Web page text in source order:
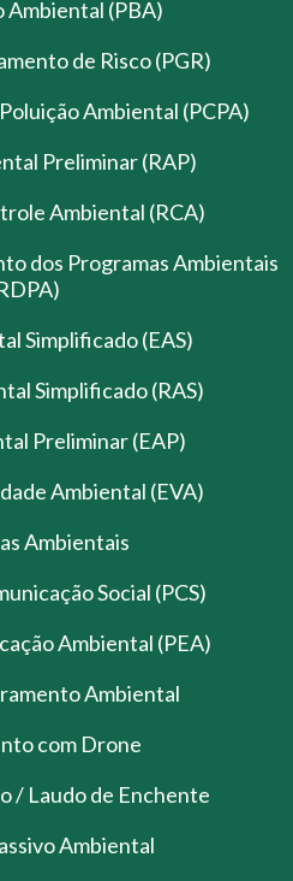
Ambiental (PBA)
de Risco (PGR)
Ambiental (PCPA)
Preliminar (RAP)
Ambiental (RCA)
dos Programas Ambientais
Simplificado (EAS)
Simplificado (RAS)
Preliminar (EAP)
Ambiental (EVA)
Ambientais
Social (PCS)
Ambiental (PEA)
Ambiental
com Drone
/ Laudo de Enchente
Ambiental